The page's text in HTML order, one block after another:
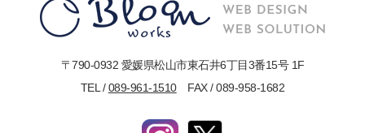
〒790-0932 愛媛県松山市東石井6丁目3番15号 1F
TEL /089-961-1510FAX / 089-958-1682